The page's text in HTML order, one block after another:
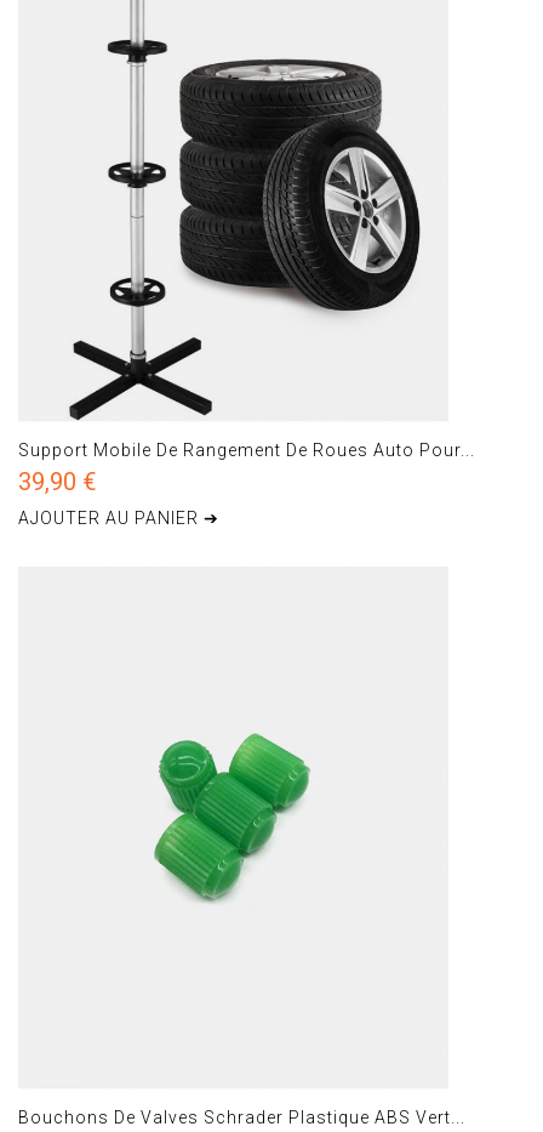
Support Mobile De Rangement De Roues Auto Pour...
39,90 €
AJOUTER AU PANIER ➔
Bouchons De Valves Schrader Plastique ABS Vert...